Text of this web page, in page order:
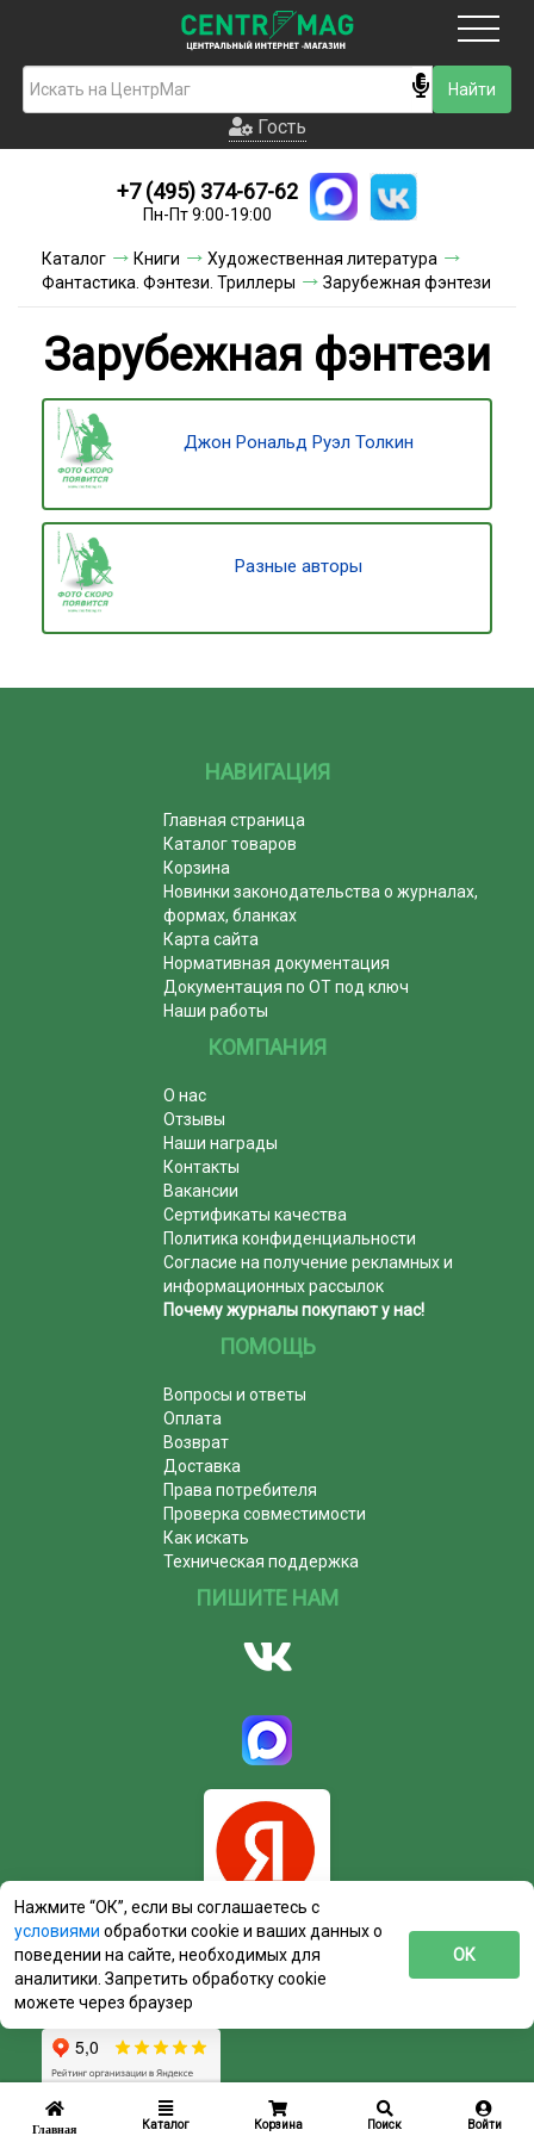
Главная Каталог Корзина Поиск Войти
Гость
Новинки
Условия доставки
Контакты
Акции и скидки
Гость
+7 (495) 374-67-62
Пн-Пт 9:00-19:00
Каталог Книги
Художественная литература
Фантастика. Фэнтези. Триллеры
Зарубежная фэнтези
Зарубежная фэнтези
Джон Рональд Руэл Толкин
Разные авторы
НАВИГАЦИЯ
Главная страница
Каталог товаров
Корзина
Новинки законодательства о журналах,
формах, бланках
Карта сайта
Нормативная документация
Документация по ОТ под ключ
Наши работы
КОМПАНИЯ
О нас
Отзывы
Наши награды
Контакты
Вакансии
Сертификаты качества
Политика конфиденциальности
Согласие на получение рекламных и
информационных рассылок
Почему журналы покупают у нас!
ПОМОЩЬ
Вопросы и ответы
Оплата
Возврат
Доставка
Права потребителя
Проверка совместимости
Как искать
Техническая поддержка
ПИШИТЕ НАМ
Нажмите “ОК”, если вы соглашаетесь с
условиями обработки cookie и ваших данных о
поведении на сайте, необходимых для
аналитики. Запретить обработку cookie
можете через браузер
ОК